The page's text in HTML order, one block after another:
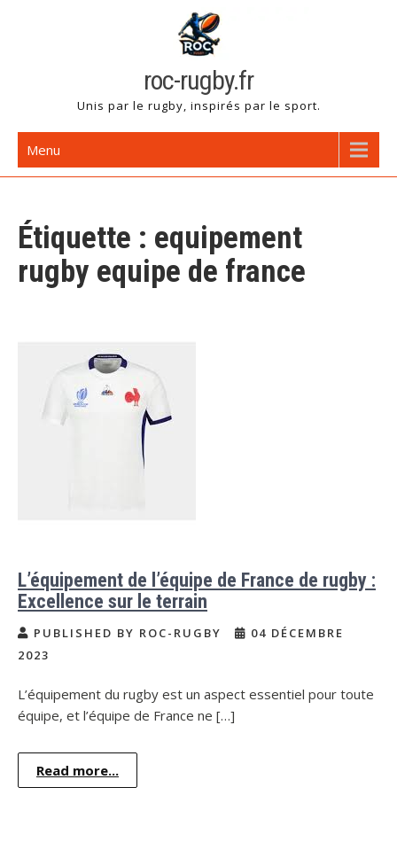
roc-rugby.fr
Unis par le rugby, inspirés par le sport.
Menu
Étiquette : equipement
rugby equipe de france
L’équipement de l’équipe de France de rugby :
Excellence sur le terrain
PUBLISHED BY ROC-RUGBY
04 DÉCEMBRE
2023
L’équipement du rugby est un aspect essentiel pour toute
équipe, et l’équipe de France ne […]
Read more...